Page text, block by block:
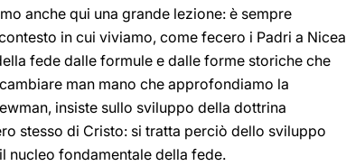
anche qui una grande lezione: è sempre
in cui viviamo, come fecero i Padri a Nicea
fede dalle formule e dalle forme storiche che
man mano che approfondiamo la
insiste sullo sviluppo della dottrina
stesso di Cristo: si tratta perciò dello sviluppo
nucleo fondamentale della fede.